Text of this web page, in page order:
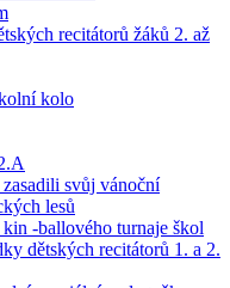
recitátorů žáků 2. až
kolo
svůj vánoční
lesů
-ballového turnaje škol
dětských recitátorů 1. a 2.